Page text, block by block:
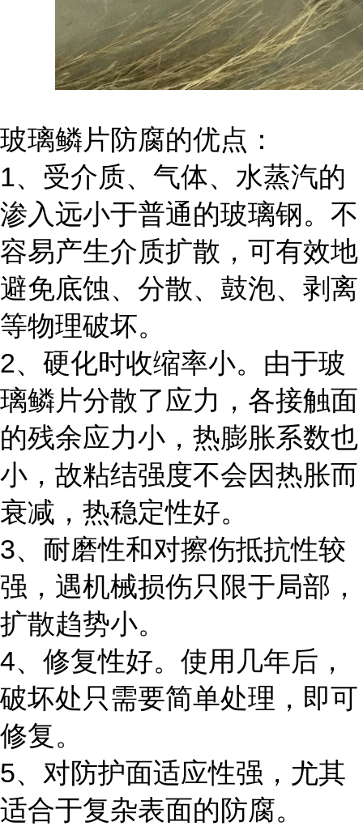
玻璃鳞片防腐的优点：
1、受介质、气体、水蒸汽的
渗入远小于普通的玻璃钢。不
容易产生介质扩散，可有效地
避免底蚀、分散、鼓泡、剥离
等物理破坏。
2、硬化时收缩率小。由于玻
璃鳞片分散了应力，各接触面
的残余应力小，热膨胀系数也
小，故粘结强度不会因热胀而
衰减，热稳定性好。
3、耐磨性和对擦伤抵抗性较
强，遇机械损伤只限于局部，
扩散趋势小。
4、修复性好。使用几年后，
破坏处只需要简单处理，即可
修复。
5、对防护面适应性强，尤其
适合于复杂表面的防腐。